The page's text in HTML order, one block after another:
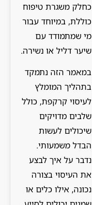
כחלק משגרת טיפוח
כוללת, במיוחד עבור
מי שמתמודד עם
שיער דליל או נשירה.
במאמר הזה נתמקד
בתהליך המומלץ
לעיסוי קרקפת, כולל
שלבים מדויקים
שיכולים לעשות
הבדל משמעותי.
נדבר על איך לבצע
את העיסוי בצורה
נכונה, אילו כלים או